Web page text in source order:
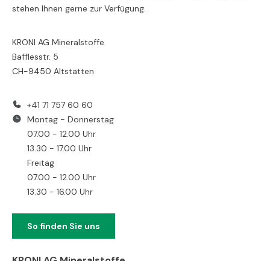
stehen Ihnen gerne zur Verfügung.
KRONI AG Mineralstoffe
Bafflesstr. 5
CH-9450 Altstätten
+41 71 757 60 60
Montag - Donnerstag
07.00 - 12.00 Uhr
13.30 - 17.00 Uhr
Freitag
07.00 - 12.00 Uhr
13.30 - 16.00 Uhr
So finden Sie uns